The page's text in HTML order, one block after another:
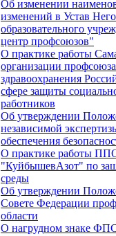
Об изменении
изменений в Устав
образовательного
центр профсоюзов"
О практике работы
организации
здравоохранения
сфере защиты
работников
Об утверждении
независимой
обеспечения
О практике работы
"КуйбышевАзот" по
среды
Об утверждении
Совете Федерации
области
О нагрудном знаке